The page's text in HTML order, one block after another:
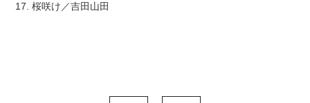
17. 桜咲け／吉田山田